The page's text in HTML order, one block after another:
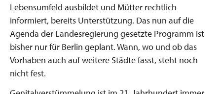
Lebensumfeld ausbildet und Mütter rechtlich
informiert, bereits Unterstützung. Das nun auf die
Agenda der Landesregierung gesetzte Programm ist
bisher nur für Berlin geplant. Wann, wo und ob das
Vorhaben auch auf weitere Städte fasst, steht noch
nicht fest.